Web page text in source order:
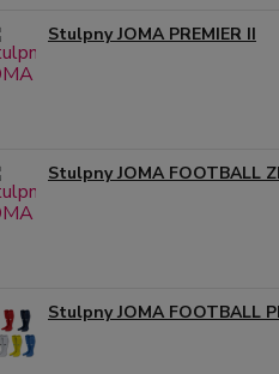
Stulpny JOMA PREMIER II
Stulpny JOMA FOOTBALL
Stulpny JOMA FOOTBALL